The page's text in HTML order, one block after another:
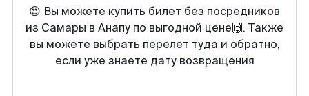
😍 Вы можете купить билет без посредников
из Самары в Анапу по выгодной цене🙌. Также
вы можете выбрать перелет туда и обратно,
если уже знаете дату возвращения